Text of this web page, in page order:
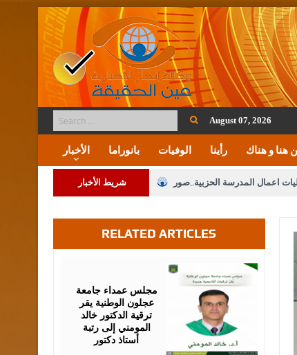
August 07, 2026
الأخبار بانوراما الوفيات رأينا هنا و هناك
شريط الأخبار اعمال المدرسة الحزبية..صور
تعديل قانون الملكية العقارية
إلى مراجعة منصة خدمة العلم
مبارك ومزيدا من التوفيق
RELATED ARTICLES
مجلس عمداء جامعة
عجلون الوطنية يقر
ترقية الدكتور خالد
المومني إلى رتبة
أستاذ دكتور